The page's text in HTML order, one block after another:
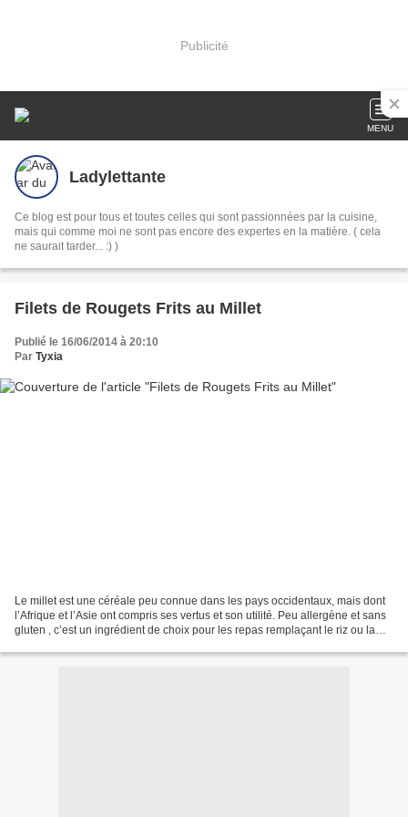
Publicité
MENU
Ladylettante
Ce blog est pour tous et toutes celles qui sont passionnées par la cuisine,
mais qui comme moi ne sont pas encore des expertes en la matière. ( cela
ne saurait tarder... :) )
Filets de Rougets Frits au Millet
Publié le 16/06/2014 à 20:10
Par Tyxia
Le millet est une céréale peu connue dans les pays occidentaux, mais dont
l’Afrique et l’Asie ont compris ses vertus et son utilité. Peu allergène et sans
gluten , c’est un ingrédient de choix pour les repas remplaçant le riz ou la